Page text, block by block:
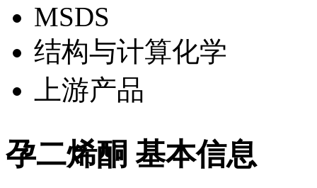
MSDS
结构与计算化学
上游产品
孕二烯酮 基本信息